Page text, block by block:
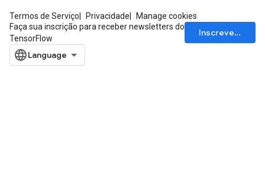
Termos de Serviço Privacidade
Manage cookies
Faça sua inscrição para receber newsletters do
TensorFlow
Inscrever-se